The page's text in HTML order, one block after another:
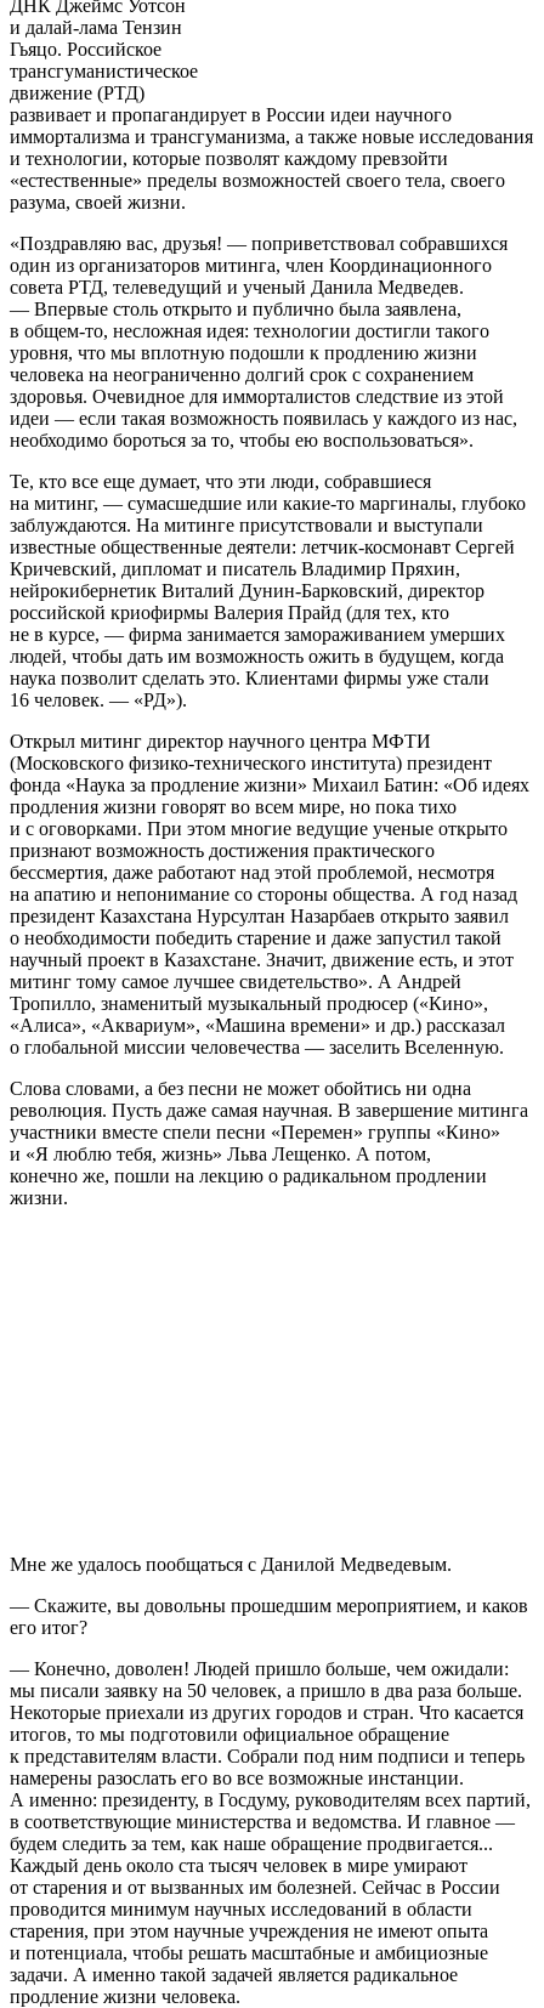
ДНК Джеймс Уотсон
и далай-лама Тензин
Гьяцо. Российское
трансгуманистическое
движение (РТД)
развивает и пропагандирует в России идеи научного
иммортализма и трансгуманизма, а также новые исследования
и технологии, которые позволят каждому превзойти
«естественные» пределы возможностей своего тела, своего
разума, своей жизни.
«Поздравляю вас, друзья! — поприветствовал собравшихся
один из организаторов митинга, член Координационного
совета РТД, телеведущий и ученый Данила Медведев.
— Впервые столь открыто и публично была заявлена,
в общем-то, несложная идея: технологии достигли такого
уровня, что мы вплотную подошли к продлению жизни
человека на неограниченно долгий срок с сохранением
здоровья. Очевидное для имморталистов следствие из этой
идеи — если такая возможность появилась у каждого из нас,
необходимо бороться за то, чтобы ею воспользоваться».
Те, кто все еще думает, что эти люди, собравшиеся
на митинг, — сумасшедшие или какие-то маргиналы, глубоко
заблуждаются. На митинге присутствовали и выступали
известные общественные деятели: летчик-космонавт Сергей
Кричевский, дипломат и писатель Владимир Пряхин,
нейрокибернетик Виталий Дунин-Барковский, директор
российской криофирмы Валерия Прайд (для тех, кто
не в курсе, — фирма занимается замораживанием умерших
людей, чтобы дать им возможность ожить в будущем, когда
наука позволит сделать это. Клиентами фирмы уже стали
16 человек. — «РД»).
Открыл митинг директор научного центра МФТИ
(Московского физико-технического института) президент
фонда «Наука за продление жизни» Михаил Батин: «Об идеях
продления жизни говорят во всем мире, но пока тихо
и с оговорками. При этом многие ведущие ученые открыто
признают возможность достижения практического
бессмертия, даже работают над этой проблемой, несмотря
на апатию и непонимание со стороны общества. А год назад
президент Казахстана Нурсултан Назарбаев открыто заявил
о необходимости победить старение и даже запустил такой
научный проект в Казахстане. Значит, движение есть, и этот
митинг тому самое лучшее свидетельство». А Андрей
Тропилло, знаменитый музыкальный продюсер («Кино»,
«Алиса», «Аквариум», «Машина времени» и др.) рассказал
о глобальной миссии человечества — заселить Вселенную.
Слова словами, а без песни не может обойтись ни одна
революция. Пусть даже самая научная. В завершение митинга
участники вместе спели песни «Перемен» группы «Кино»
и «Я люблю тебя, жизнь» Льва Лещенко. А потом,
конечно же, пошли на лекцию о радикальном продлении
жизни.
Мне же удалось пообщаться с Данилой Медведевым.
— Скажите, вы довольны прошедшим мероприятием, и каков
его итог?
— Конечно, доволен! Людей пришло больше, чем ожидали:
мы писали заявку на 50 человек, а пришло в два раза больше.
Некоторые приехали из других городов и стран. Что касается
итогов, то мы подготовили официальное обращение
к представителям власти. Собрали под ним подписи и теперь
намерены разослать его во все возможные инстанции.
А именно: президенту, в Госдуму, руководителям всех партий,
в соответствующие министерства и ведомства. И главное —
будем следить за тем, как наше обращение продвигается...
Каждый день около ста тысяч человек в мире умирают
от старения и от вызванных им болезней. Сейчас в России
проводится минимум научных исследований в области
старения, при этом научные учреждения не имеют опыта
и потенциала, чтобы решать масштабные и амбициозные
задачи. А именно такой задачей является радикальное
продление жизни человека.